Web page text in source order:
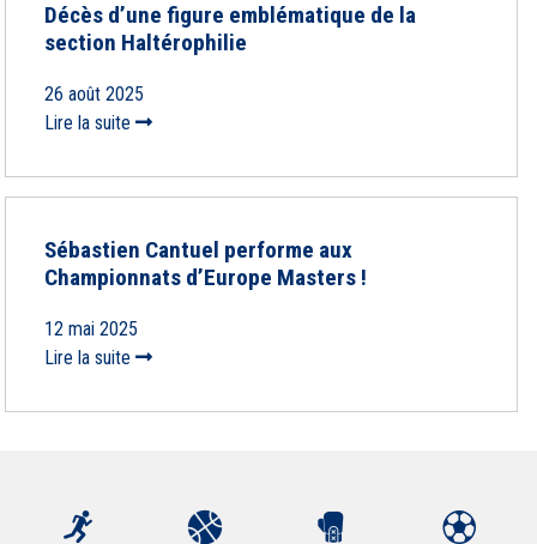
Décès d’une figure emblématique de la
section Haltérophilie
26 août 2025
Lire la suite
Sébastien Cantuel performe aux
Championnats d’Europe Masters !
12 mai 2025
Lire la suite